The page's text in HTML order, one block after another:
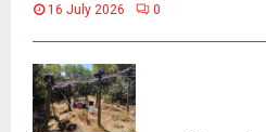
16 July 2026 0